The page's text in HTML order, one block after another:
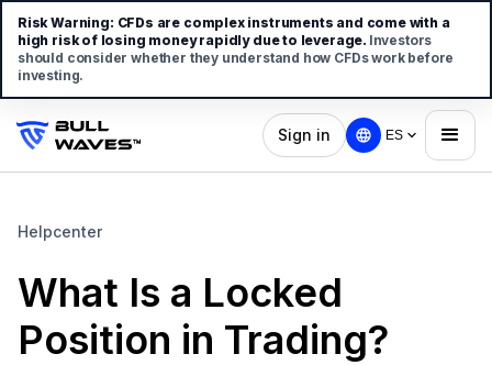
Sign in ES
Helpcenter
What Is a Locked
Position in Trading?
Risk Warning: CFDs are complex instruments and come with a
high risk of losing money rapidly due to leverage. Investors
should consider whether they understand how CFDs work before
investing.